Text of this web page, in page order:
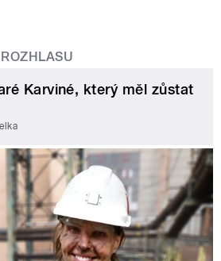
Karviné, který měl zůstat